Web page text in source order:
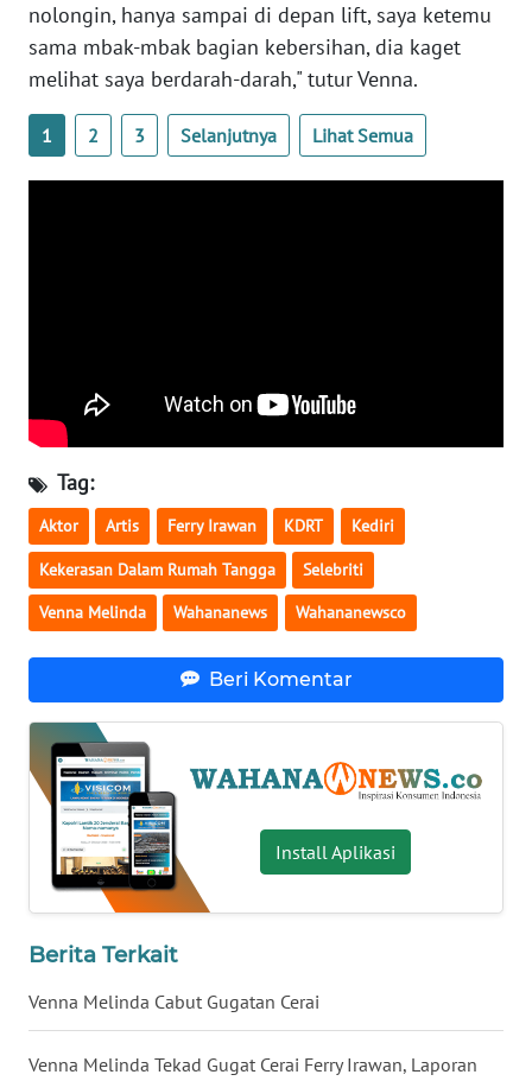
nolongin, hanya sampai di depan lift, saya ketemu
sama mbak-mbak bagian kebersihan, dia kaget
melihat saya berdarah-darah," tutur Venna.
1 2 3 Selanjutnya Lihat Semua
Tag:
Aktor Artis Ferry Irawan KDRT Kediri
Kekerasan Dalam Rumah Tangga Selebriti
Venna Melinda Wahananews Wahananewsco
Beri Komentar
Install Aplikasi
Berita Terkait
Venna Melinda Cabut Gugatan Cerai
Venna Melinda Tekad Gugat Cerai Ferry Irawan, Laporan
BANTEN
NTT
PAPUA
BARAT
RIAU
WN
SERAMBI
JAMBI
WN
SULTRA
WN
NTB
WN
SULTENG
WN